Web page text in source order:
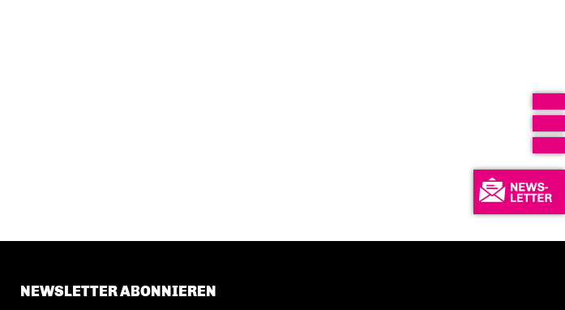
NEWSLETTER ABONNIEREN